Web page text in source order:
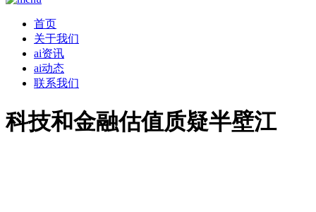
首页
关于我们
ai资讯
ai动态
联系我们
科技和金融估值质疑半壁江